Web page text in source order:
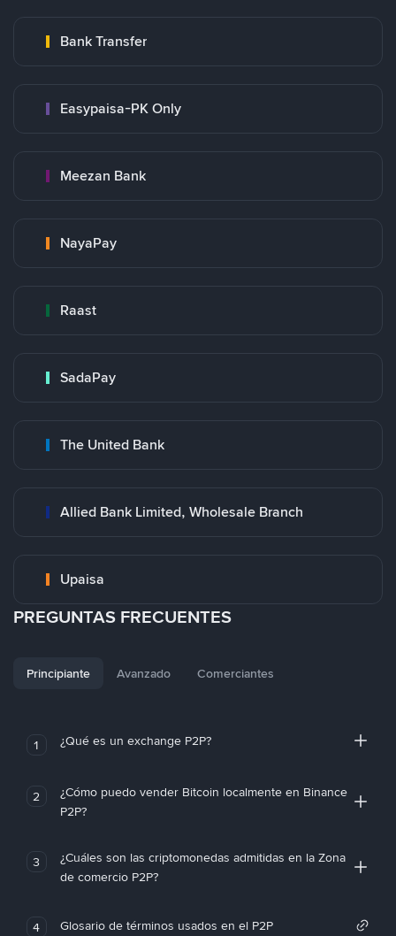
Bank Transfer
Easypaisa-PK Only
Meezan Bank
NayaPay
Raast
SadaPay
The United Bank
Allied Bank Limited, Wholesale Branch
Upaisa
PREGUNTAS FRECUENTES
Principiante Avanzado Comerciantes
1 ¿Qué es un exchange P2P?
2
¿Cómo puedo vender Bitcoin localmente en Binance
P2P?
3
¿Cuáles son las criptomonedas admitidas en la Zona
de comercio P2P?
4 Glosario de términos usados en el P2P